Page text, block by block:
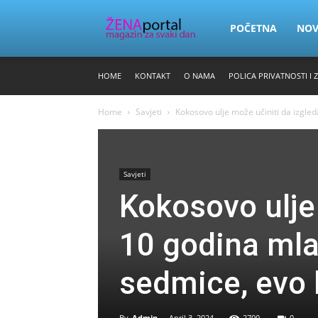
Zena
POČETNA
HOME KONTAKT O NAMA POLICA PRIVATNOSTI I
Home Savjeti Kokosovo ulje može učiniti da
Savjeti
Kokosovo
10 godina
sedmice, evo